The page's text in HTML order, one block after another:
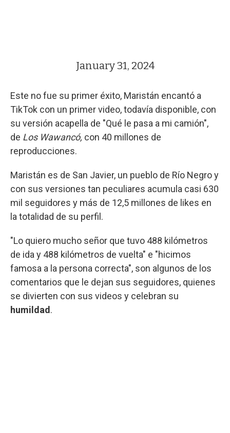
January 31, 2024
Este no fue su primer éxito, Maristán encantó a
TikTok con un primer video, todavía disponible, con
su versión acapella de "Qué le pasa a mi camión",
de Los Wawancó, con 40 millones de
reproducciones.
Maristán es de San Javier, un pueblo de Río Negro y
con sus versiones tan peculiares acumula casi 630
mil seguidores y más de 12,5 millones de likes en
la totalidad de su perfil.
"Lo quiero mucho señor que tuvo 488 kilómetros
de ida y 488 kilómetros de vuelta" e "hicimos
famosa a la persona correcta", son algunos de los
comentarios que le dejan sus seguidores, quienes
se divierten con sus videos y celebran su
humildad .